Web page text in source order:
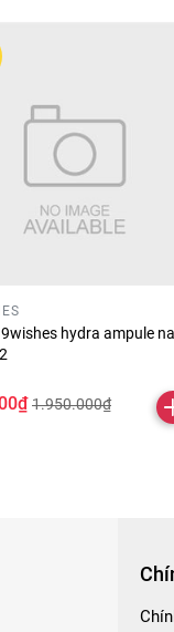
phù hợp để tạo
hydra ampule
1.950.000₫